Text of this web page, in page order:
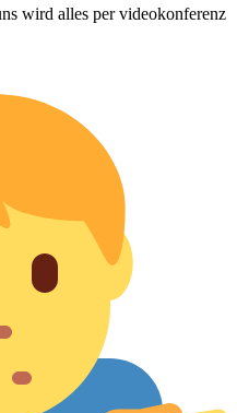
wird alles per videokonferenz